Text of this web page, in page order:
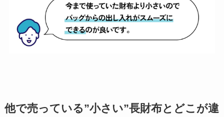
他で売っている”小さい”長財布とどこが違